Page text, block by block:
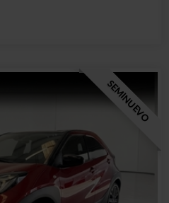
SEMINUEVO